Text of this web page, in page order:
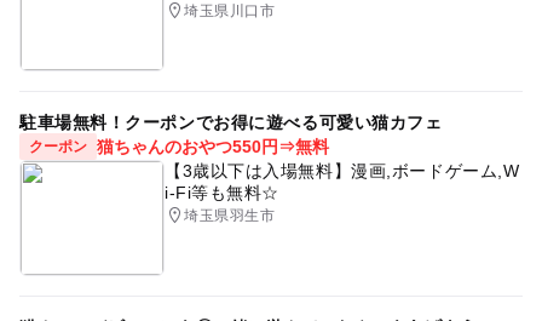
埼玉県川口市
駐車場無料！クーポンでお得に遊べる可愛い猫カフェ
クーポン 猫ちゃんのおやつ550円⇒無料
【3歳以下は入場無料】漫画,ボードゲーム,W
i-Fi等も無料☆
埼玉県羽生市